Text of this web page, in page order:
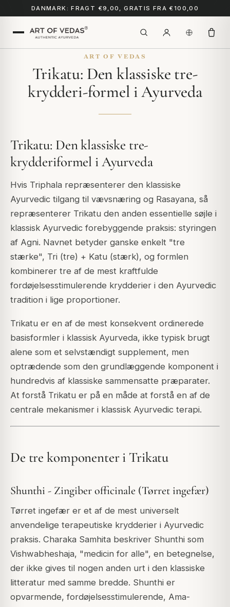
DANMARK: FRAGT €9,00, GRATIS FRA €100,00
ART OF VEDAS
Trikatu: Den klassiske tre-
krydderi-formel i Ayurveda
Trikatu: Den klassiske tre-
krydderiformel i Ayurveda
Hvis Triphala repræsenterer den klassiske
Ayurvedic tilgang til vævsnæring og Rasayana, så
repræsenterer Trikatu den anden essentielle søjle i
klassisk Ayurvedic forebyggende praksis: styringen
af Agni. Navnet betyder ganske enkelt "tre
stærke", Tri (tre) + Katu (stærk), og formlen
kombinerer tre af de mest kraftfulde
fordøjelsesstimulerende krydderier i den Ayurvedic
tradition i lige proportioner.
Trikatu er en af de mest konsekvent ordinerede
basisformler i klassisk Ayurveda, ikke typisk brugt
alene som et selvstændigt supplement, men
optrædende som den grundlæggende komponent i
hundredvis af klassiske sammensatte præparater.
At forstå Trikatu er på en måde at forstå en af de
centrale mekanismer i klassisk Ayurvedic terapi.
De tre komponenter i Trikatu
Shunthi - Zingiber officinale (Tørret ingefær)
Tørret ingefær er et af de mest universelt
anvendelige terapeutiske krydderier i Ayurvedic
praksis. Charaka Samhita beskriver Shunthi som
Vishwabheshaja, "medicin for alle", en betegnelse,
der ikke gives til nogen anden urt i den klassiske
litteratur med samme bredde. Shunthi er
opvarmende, fordøjelsesstimulerende, Ama-